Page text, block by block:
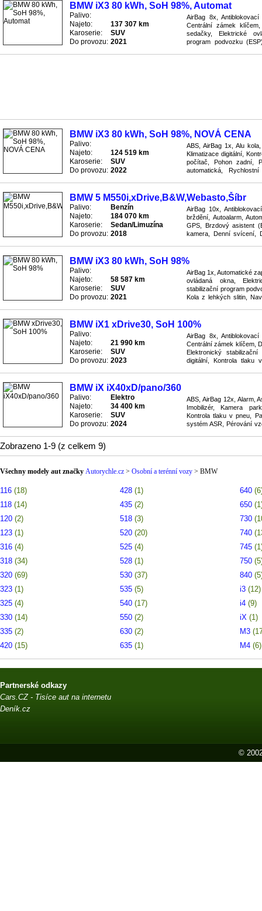
BMW iX3 80 kWh, SoH 98%, Automat
Palivo:
Najeto:
137 307 km
Karoserie:
SUV
Do provozu: 2021
AirBag 8x,
Centrální zámek
sedačky, Elektrické
program podvozku
BMW iX3 80 kWh, SoH 98%, NOVÁ CENA
Palivo:
Najeto:
124 519 km
Karoserie:
SUV
Do provozu: 2022
ABS, AirBag 1x, Alu
Klimatizace digitální,
počítač, Pohon zadní,
automatická,
BMW 5 M550i,xDrive,B&W,Webasto,Šíbr
Palivo:
Benzín
Najeto:
184 070 km
Karoserie:
Sedan/Limuzína
Do provozu: 2018
AirBag 10x,
brždění, Autoalarm,
GPS, Brzdový asistent
kamera, Denní svícení,
BMW iX3 80 kWh, SoH 98%
Palivo:
Najeto:
58 587 km
Karoserie:
SUV
Do provozu: 2021
AirBag 1x, Automatické
ovládaná okna,
stabilizační program
Kola z lehkých slitin,
BMW iX1 xDrive30, SoH 100%
Palivo:
Najeto:
21 990 km
Karoserie:
SUV
Do provozu: 2023
AirBag 8x,
Centrální zámek klíčem,
Elektronický
digitální, Kontrola tlaku
BMW iX iX40xD/pano/360
Palivo:
Elektro
Najeto:
34 400 km
Karoserie:
SUV
Do provozu: 2024
ABS, AirBag 12x, Alarm,
Imobilizér, Kamera
Kontrola tlaku v pneu,
systém ASR, Pérování
Zobrazeno 1-9 (z celkem 9)
Všechny modely aut značky Autorychle.cz > Osobní a terénní vozy > BMW
116 (18)
118 (14)
120 (2)
123 (1)
316 (4)
318 (34)
320 (69)
323 (1)
325 (4)
330 (14)
335 (2)
420 (15)
428 (1)
435 (2)
518 (3)
520 (20)
525 (4)
528 (1)
530 (37)
535 (5)
540 (17)
550 (2)
630 (2)
635 (1)
640
650
730
740
745
750
840
i3 (12)
i4 (9)
iX (1)
M3
M4 (6)
Partnerské odkazy
Cars.CZ - Tisíce aut na internetu
Deník.cz
©